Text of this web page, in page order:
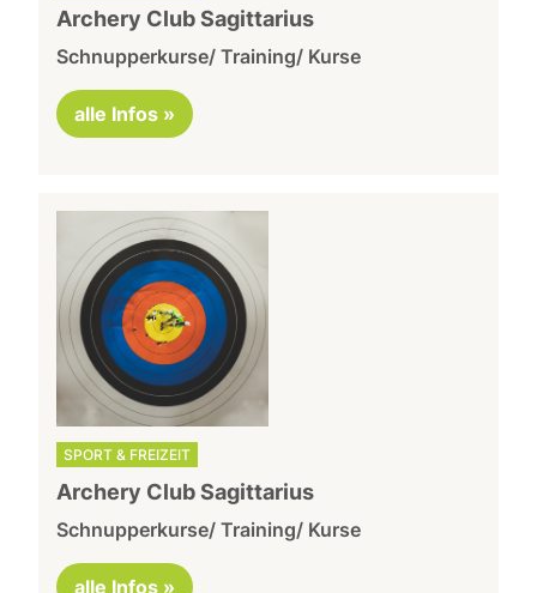
Archery Club Sagittarius
Schnupperkurse/ Training/ Kurse
alle Infos »
SPORT & FREIZEIT
Archery Club Sagittarius
Schnupperkurse/ Training/ Kurse
alle Infos »